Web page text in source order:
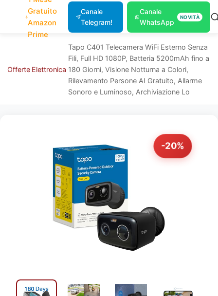
Gratuito
Amazon
Prime
Canale
Telegram!
Canale
WhatsApp
NOVITÀ
Offerte Elettronica
Tapo C401 Telecamera WiFi Esterno Senza
Fili, Full HD 1080P, Batteria 5200mAh fino a
180 Giorni, Visione Notturna a Colori,
Rilevamento Persone AI Gratuito, Allarme
Sonoro e Luminoso, Archiviazione Lo
-20%